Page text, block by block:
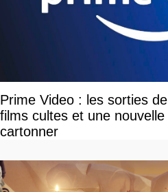
Prime Video : les sorties
films cultes et une
cartonner